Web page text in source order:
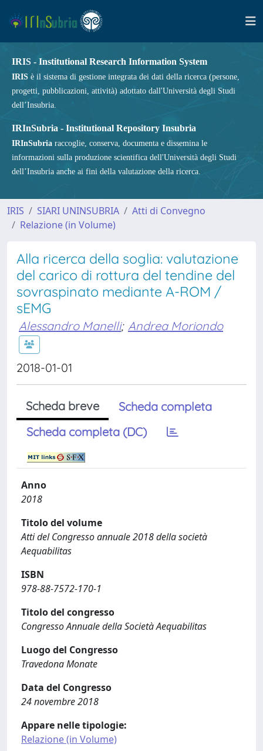
IRIS - Institutional Research Information System
IRIS è il sistema di gestione integrata dei dati della ricerca (persone,
progetti, pubblicazioni, attività) adottato dall'Università degli Studi
dell’Insubria.
IRInSubria - Institutional Repository Insubria
IRInSubria raccoglie, conserva, documenta e dissemina le
informazioni sulla produzione scientifica dell'Università degli Studi
dell’Insubria anche ai fini della valutazione della ricerca.
IRIS SIARI UNINSUBRIA
Atti di Convegno
Relazione (in Volume)
Alla ricerca della soglia: valutazione
del carico di rottura del tendine del
sovraspinato mediante A-ROM /
sEMG
Alessandro Manelli; Andrea Moriondo
2018-01-01
Scheda breve
Scheda completa
Scheda completa (DC)
Anno
2018
Titolo del volume
Atti del Congresso annuale 2018 della società
Aequabilitas
ISBN
978-88-7572-170-1
Titolo del congresso
Congresso Annuale della Società Aequabilitas
Luogo del Congresso
Travedona Monate
Data del Congresso
24 novembre 2018
Appare nelle tipologie:
Relazione (in Volume)